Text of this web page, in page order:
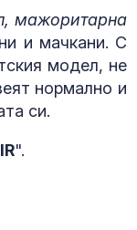
мажоритарна
и мачкани. С
модел, не
нормално и
си.
".
Почина италианският
Франческо Гучини
Пловдив Георги бил